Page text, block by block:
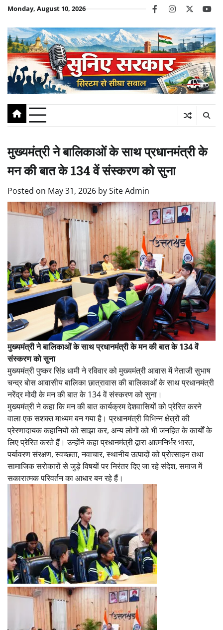
Skip
content
Monday, August 10, 2026 facebookinstagram
twitter
मुख्यमंत्री ने बालिकाओं के साथ प्रधानमंत्री के
मन की बात के 134 वें संस्करण को सुना
Posted on May 31, 2026 bySite Admin
मुख्यमंत्री ने बालिकाओं के साथ प्रधानमंत्री के मन की बात के 134 वें
संस्करण को सुना
मुख्यमंत्री पुष्कर सिंह धामी ने रविवार को मुख्यमंत्री आवास में नेताजी सुभाष
चन्द्र बोस आवासीय बालिका छात्रावास की बालिकाओं के साथ प्रधानमंत्री
नरेंद्र मोदी के मन की बात के 134 वें संस्करण को सुना।
मुख्यमंत्री ने कहा कि मन की बात कार्यक्रम देशवासियों को प्रेरित करने
वाला एक सशक्त माध्यम बन गया है। प्रधानमंत्री विभिन्न क्षेत्रों की
प्रेरणादायक कहानियों को साझा कर, अन्य लोगों को भी जनहित के कार्यों के
लिए प्रेरित करते हैं। उन्होंने कहा प्रधानमंत्री द्वारा आत्मनिर्भर भारत,
पर्यावरण संरक्षण, स्वच्छता, नवाचार, स्थानीय उत्पादों को प्रोत्साहन तथा
सामाजिक सरोकारों से जुड़े विषयों पर निरंतर दिए जा रहे संदेश, समाज में
सकारात्मक परिवर्तन का आधार बन रहे हैं।